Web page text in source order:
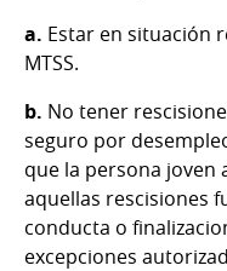
a. Estar en situación
MTSS.
b. No tener
seguro por
que la persona joven
aquellas rescisiones
conducta o
excepciones